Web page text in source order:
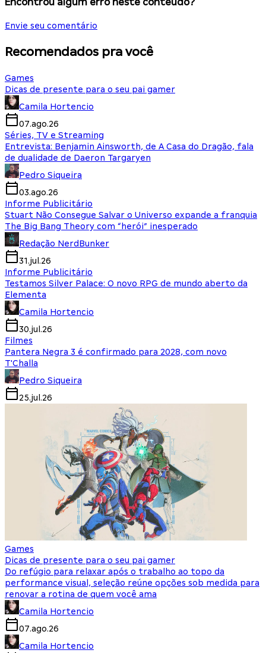
Encontrou algum erro neste conteúdo?
Envie seu comentário
Recomendados pra você
Games
Dicas de presente para o seu pai gamer
Camila Hortencio
07.ago.26
Séries, TV e Streaming
Entrevista: Benjamin Ainsworth, de A Casa do Dragão, fala
de dualidade de Daeron Targaryen
Pedro Siqueira
03.ago.26
Informe Publicitário
Stuart Não Consegue Salvar o Universo expande a franquia
The Big Bang Theory com “herói” inesperado
Redação NerdBunker
31.jul.26
Informe Publicitário
Testamos Silver Palace: O novo RPG de mundo aberto da
Elementa
Camila Hortencio
30.jul.26
Filmes
Pantera Negra 3 é confirmado para 2028, com novo
T'Challa
Pedro Siqueira
25.jul.26
Games
Dicas de presente para o seu pai gamer
Do refúgio para relaxar após o trabalho ao topo da
performance visual, seleção reúne opções sob medida para
renovar a rotina de quem você ama
Camila Hortencio
07.ago.26
Camila Hortencio